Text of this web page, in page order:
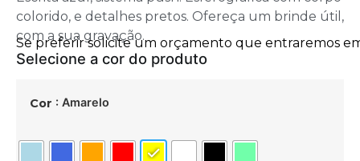
colorido, e detalhes pretos. Ofereça um brinde útil,
com a sua gravação.
Cor : Amarelo